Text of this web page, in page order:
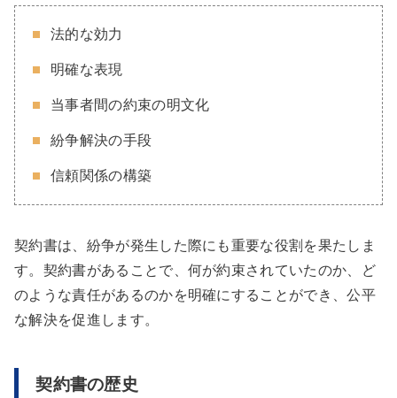
法的な効力
明確な表現
当事者間の約束の明文化
紛争解決の手段
信頼関係の構築
契約書は、紛争が発生した際にも重要な役割を果たしま
す。契約書があることで、何が約束されていたのか、ど
のような責任があるのかを明確にすることができ、公平
な解決を促進します。
契約書の歴史